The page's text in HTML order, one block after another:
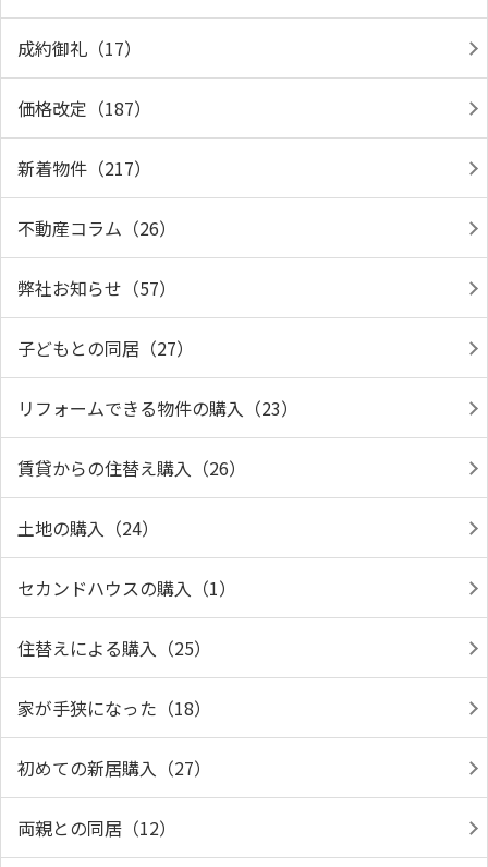
成約御礼（17）
価格改定（187）
新着物件（217）
不動産コラム（26）
弊社お知らせ（57）
子どもとの同居（27）
リフォームできる物件の購入（23）
賃貸からの住替え購入（26）
土地の購入（24）
セカンドハウスの購入（1）
住替えによる購入（25）
家が手狭になった（18）
初めての新居購入（27）
両親との同居（12）